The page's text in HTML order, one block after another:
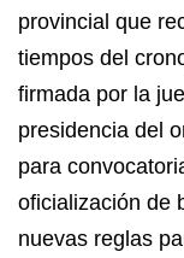
provincial que
tiempos del
firmada por la
presidencia del
para
oficialización de
nuevas reglas